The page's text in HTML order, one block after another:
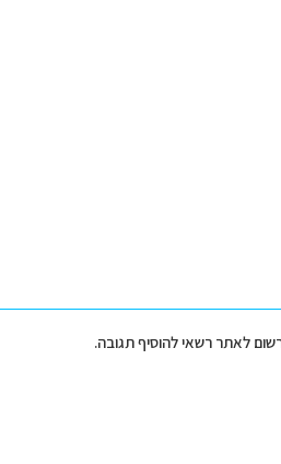
לאתר רשאי להוסיף תגובה.